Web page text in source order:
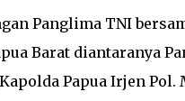
Panglima TNI
Barat diantaranya
Papua Irjen